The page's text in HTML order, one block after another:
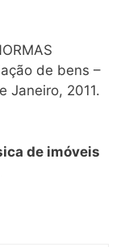
de bens –
Janeiro, 2011.
de imóveis